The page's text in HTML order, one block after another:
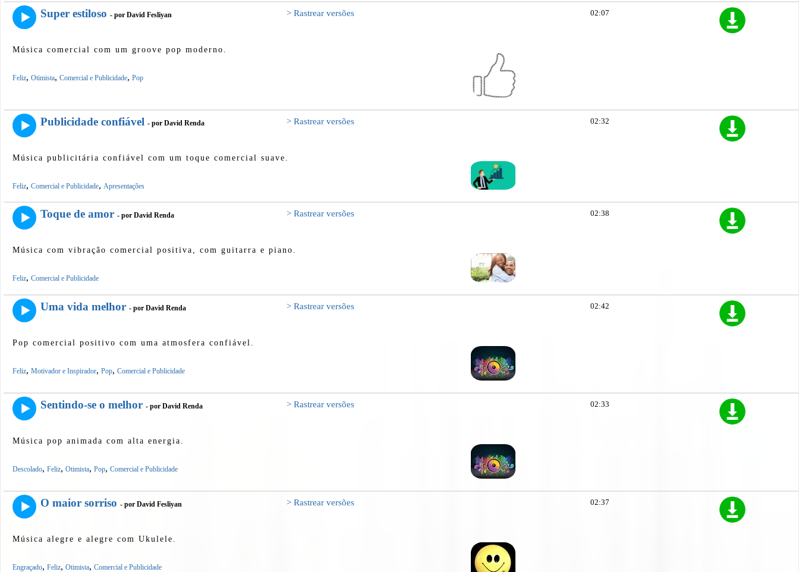
Super estiloso - por David Fesliyan > Rastrear versões
Música comercial com um groove pop moderno.
Feliz, Otimista, Comercial e Publicidade, Pop
02:07
Publicidade confiável - por David Renda > Rastrear versões
Música publicitária confiável com um toque comercial suave.
Feliz, Comercial e Publicidade, Apresentações
02:32
Toque de amor - por David Renda > Rastrear versões
Música com vibração comercial positiva, com guitarra e piano.
Feliz, Comercial e Publicidade
02:38
Uma vida melhor - por David Renda > Rastrear versões
Pop comercial positivo com uma atmosfera confiável.
Feliz, Motivador e Inspirador, Pop, Comercial e Publicidade
02:42
Sentindo-se o melhor - por David Renda > Rastrear versões
Música pop animada com alta energia.
Descolado, Feliz, Otimista, Pop, Comercial e Publicidade
02:33
O maior sorriso - por David Fesliyan > Rastrear versões
Música alegre e alegre com Ukulele.
Engraçado, Feliz, Otimista, Comercial e Publicidade
02:37